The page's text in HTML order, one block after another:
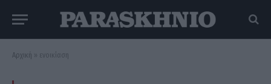
Αρχική » ενοικίαση